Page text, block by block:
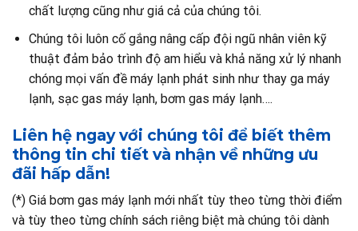
chất lượng cũng như giá cả của chúng tôi.
Chúng tôi luôn cố gắng nâng cấp đội ngũ nhân viên kỹ
thuật đảm bảo trình độ am hiểu và khả năng xử lý nhanh
chóng mọi vấn đề máy lạnh phát sinh như thay ga máy
lạnh, sạc gas máy lạnh, bơm gas máy lạnh….
Liên hệ ngay với chúng tôi để biết thêm
thông tin chi tiết và nhận về những ưu
đãi hấp dẫn!
(*) Giá bơm gas máy lạnh mới nhất tùy theo từng thời điểm
và tùy theo từng chính sách riêng biệt mà chúng tôi dành